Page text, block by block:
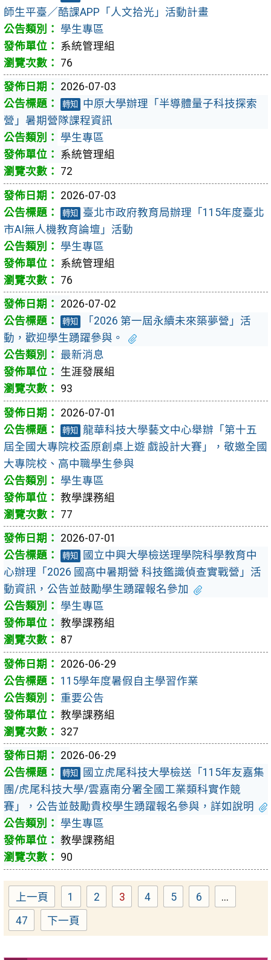
師生平臺／酷課APP「人文拾光」活動計畫
學生專區
系統管理組
76
2026-07-03
轉知
中原大學辦理「半導體量子科技探索
營」暑期營隊課程資訊
學生專區
系統管理組
72
2026-07-03
轉知
臺北市政府教育局辦理「115年度臺北
市AI無人機教育論壇」活動
學生專區
系統管理組
76
2026-07-02
轉知
「2026 第一屆永續未來築夢營」活
動，歡迎學生踴躍參與。
最新消息
生涯發展組
93
2026-07-01
轉知
龍華科技大學藝文中心舉辦「第十五
屆全國大專院校盃原創桌上遊 戲設計大賽」，敬邀全國
大專院校、高中職學生參與
學生專區
教學課務組
77
2026-07-01
轉知
國立中興大學檢送理學院科學教育中
心辦理「2026 國高中暑期營 科技鑑識偵查實戰營」活
動資訊，公告並鼓勵學生踴躍報名參加
學生專區
教學課務組
87
2026-06-29
115學年度暑假自主學習作業
重要公告
教學課務組
327
2026-06-29
轉知
國立虎尾科技大學檢送「115年友嘉集
團/虎尾科技大學/雲嘉南分署全國工業類科實作競
賽」，公告並鼓勵貴校學生踴躍報名參與，詳如說明
學生專區
教學課務組
90
上一頁 Page
1 Page
2 Page
3 Page
4 Page
5 Page
6 ...
Page
47 下一頁